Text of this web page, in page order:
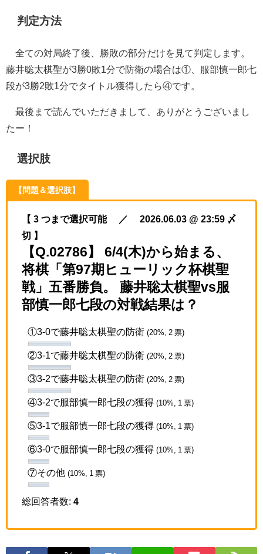
判定方法
全ての対局終了後、勝敗の部分だけを見て判定します。
藤井聡太棋聖が3勝0敗1分で防衛の場合は①、服部慎一郎七
段が3勝2敗1分でタイトル獲得したら④です。
最後まで読んでいただきまして、ありがとうございまし
たー！
選択肢
【問題＆選択肢】
【 3 つまで選択可能 ／ 2026.06.03 @ 23:59 〆
切 】
【Q.02786】 6/4(木)から始まる、
将棋「第97期ヒューリック杯棋聖
戦」五番勝負。 藤井聡太棋聖vs服
部慎一郎七段の対戦結果は？
①3-0で藤井聡太棋聖の防衛 (20%, 2 票)
②3-1で藤井聡太棋聖の防衛 (20%, 2 票)
③3-2で藤井聡太棋聖の防衛 (20%, 2 票)
④3-2で服部慎一郎七段の獲得 (10%, 1 票)
⑤3-1で服部慎一郎七段の獲得 (10%, 1 票)
⑥3-0で服部慎一郎七段の獲得 (10%, 1 票)
⑦その他 (10%, 1 票)
総回答者数: 4